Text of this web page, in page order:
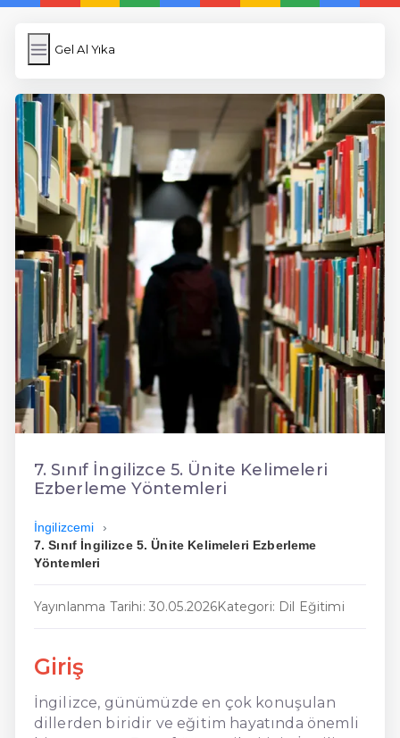
Gel Al Yıka
Gel Al Yıka
Subir Imagen
Wordpress Cache
Anasayfa
5 Günde İngilizce
İngilizce
Dil Eğitimi
En Hızlı İngilizce
En Kolay İngilizce
En Ucuz İngilizce
En Uygun İngilizce
7. Sınıf İngilizce 5. Ünite Kelimeleri
Ezberleme Yöntemleri
İngilizcemi
7. Sınıf İngilizce 5. Ünite Kelimeleri Ezberleme
Yöntemleri
Yayınlanma Tarihi: 30.05.2026Kategori: Dil Eğitimi
Giriş
İngilizce, günümüzde en çok konuşulan
dillerden biridir ve eğitim hayatında önemli